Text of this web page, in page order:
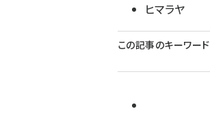
ヒマラヤ
この記事のキーワード